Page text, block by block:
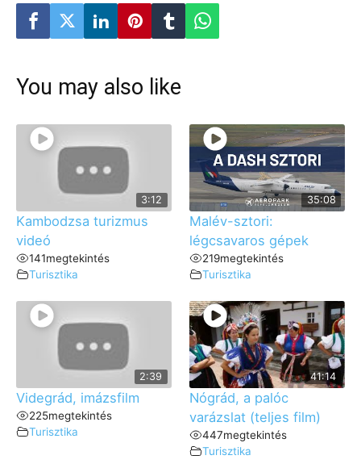
You may also like
3:12
Kambodzsa turizmus
videó
141megtekintés
Turisztika
35:08
Malév-sztori:
légcsavaros gépek
219megtekintés
Turisztika
2:39
Videgrád, imázsfilm
225megtekintés
Turisztika
41:14
Nógrád, a palóc
varázslat (teljes film)
447megtekintés
Turisztika